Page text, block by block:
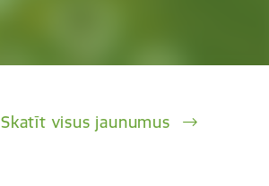
Skatīt visus jaunumus